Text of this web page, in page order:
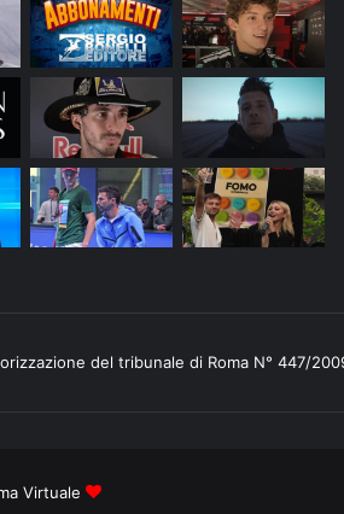
del tribunale di Roma N° 447/
Virtuale